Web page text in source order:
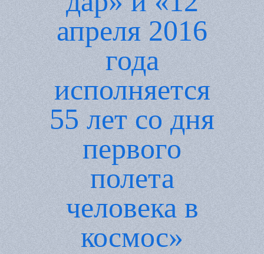
апреля 2016
года
исполняется
55 лет со дня
первого
полета
человека в
космос»